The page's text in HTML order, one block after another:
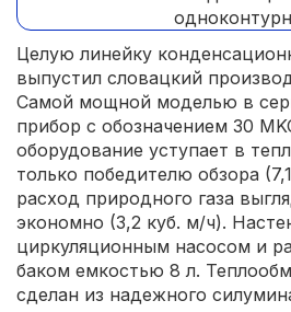
Целую линейку
выпустил словацкий
Самой мощной моделью в
прибор с обозначением 30
оборудование уступает в
только победителю обзора
расход природного газа
экономно (3,2 куб. м/ч).
циркуляционным насосом и
баком емкостью 8 л.
сделан из надежного